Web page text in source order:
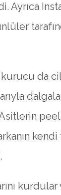
Ayrıca
da
kurdular